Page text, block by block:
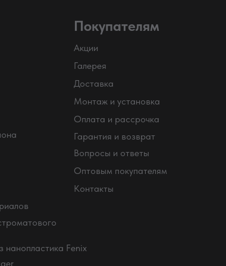
Гарантия и возврат
Монтаж и установка
Доставка
Оплата и рассрочка
Оптовым покупателям
Контакты
Вопросы и ответы
Fenix
Акции
Галерея
Покупателям